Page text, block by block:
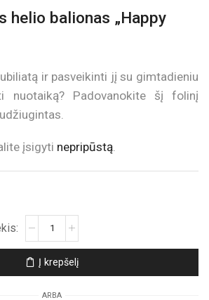
helio balionas „Happy
ir pasveikinti jį su gimtadieniu
nuotaiką? Padovanokite šį folinį
įsigyti nepripūstą
Rožinis
folinis
Į krepšelį
ARBA